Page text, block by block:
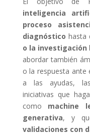
inteligencia
proceso
diagnóstico hasta
o la investigación
abordar también
o la respuesta ante
a las ayudas,
iniciativas que
como machine
generativa, y
validaciones con